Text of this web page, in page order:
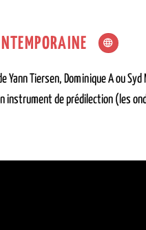
Yann Tiersen, Dominique A ou
instrument de prédilection (les